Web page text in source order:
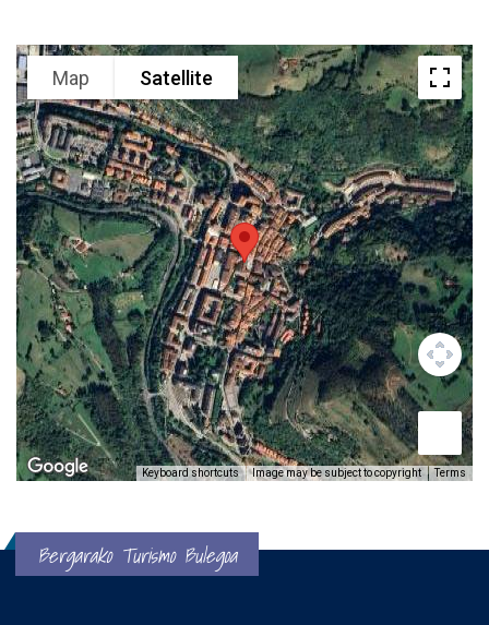
Map Satellite
Keyboard shortcuts Image may be subject to copyright Terms
Bergarako Turismo Bulegoa